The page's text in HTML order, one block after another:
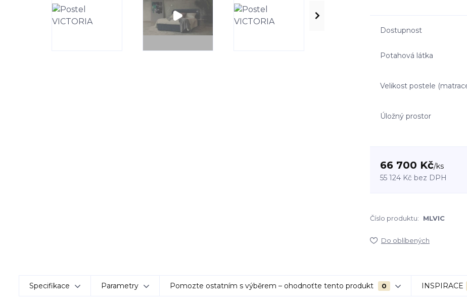
Dostupnost
Potahová látka
Velikost postele
Úložný prostor
66 700 Kč/ks
55 124 Kč bez DPH
Číslo produktu: MLVIC
Do oblíbených
Specifikace Parametry Pomozte ostatním s výběrem – ohodnoťte tento produkt 0 INSPIRACE